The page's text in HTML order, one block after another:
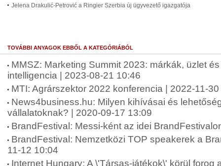
Jelena Drakulić-Petrović a Ringier Szerbia új ügyvezető igazgatója
TOVÁBBI ANYAGOK EBBŐL A KATEGÓRIÁBÓL
MMSZ: Marketing Summit 2023: márkák, üzlet
intelligencia | 2023-08-21 10:46
MTI: Agrárszektor 2022 konferencia | 2022-11-
News4business.hu: Milyen kihívásai és
vállalatoknak? | 2020-09-17 13:09
BrandFestival: Messi-ként az idei
BrandFestival: Nemzetközi TOP speakerek a
11-12 10:04
Internet Hungary: A \'Társas-játékok\' körül forog